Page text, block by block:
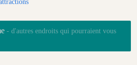
- d'autres endroits qui pourraient vous